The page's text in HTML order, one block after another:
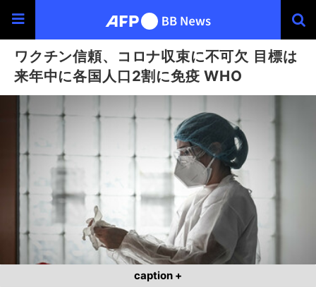
ワクチン信頼、コロナ収束に不可欠 目標は
来年中に各国人口2割に免疫 WHO
caption +